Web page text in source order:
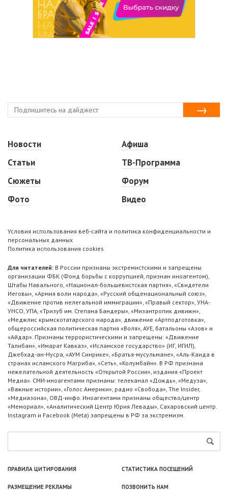
Новости
Статьи
Сюжеты
Фото
Афиша
ТВ-Программа
Форум
Видео
Условия использования веб-сайта и политика конфиденциальности и
персональных данных
Политика использования cookies
Для читателей: В России признаны экстремистскими и запрещены
организации ФБК (Фонд борьбы с коррупцией, признан иноагентом),
Штабы Навального, «Национал-большевистская партия», «Свидетели
Иеговы», «Армия воли народа», «Русский общенациональный союз»,
«Движение против нелегальной иммиграции», «Правый сектор», УНА-
УНСО, УПА, «Тризуб им. Степана Бандеры», «Мизантропик дивижн»,
«Меджлис крымскотатарского народа», движение «Артподготовка»,
общероссийская политическая партия «Воля», АУЕ, батальоны «Азов» и
«Айдар». Признаны террористическими и запрещены: «Движение
Талибан», «Имарат Кавказ», «Исламское государство» (ИГ, ИГИЛ),
Джебхад-ан-Нусра, «АУМ Синрике», «Братья-мусульмане», «Аль-Каида в
странах исламского Магриба», «Сеть», «Колумбайн». В РФ признана
нежелательной деятельность «Открытой России», издания «Проект
Медиа». СМИ-иноагентами признаны: телеканал «Дождь», «Медуза»,
«Важные истории», «Голос Америки», радио «Свобода», The Insider,
«Медиазона», ОВД-инфо. Иноагентами признаны общество/центр
«Мемориал», «Аналитический Центр Юрия Левады», Сахаровский центр.
Instagram и Facebook (Metа) запрещены в РФ за экстремизм.
ПРАВИЛА ЦИТИРОВАНИЯ СТАТИСТИКА ПОСЕЩЕНИЙ
РАЗМЕЩЕНИЕ РЕКЛАМЫ ПОЗВОНИТЬ НАМ